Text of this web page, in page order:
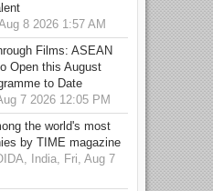
8 2026 1:57 AM
Films: ASEAN
Open this August
to Date
7 2026 12:05 PM
the world's most
by TIME magazine
India, Fri, Aug 7